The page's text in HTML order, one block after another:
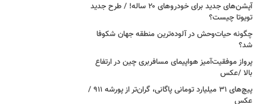
آپشن‌های جدید برای خودروهای ۲۰ ساله! / طرح جدید
تویوتا چیست؟
چگونه حیات‌وحش در آلوده‌ترین منطقه جهان شکوفا
شد؟
پرواز موفقیت‌آمیز هواپیمای مسافربری چین در ارتفاع
بالا /عکس
پیچ‌های ۳۱ میلیارد تومانی پاگانی، گران‌تر از پورشه ۹۱۱ /
عکس